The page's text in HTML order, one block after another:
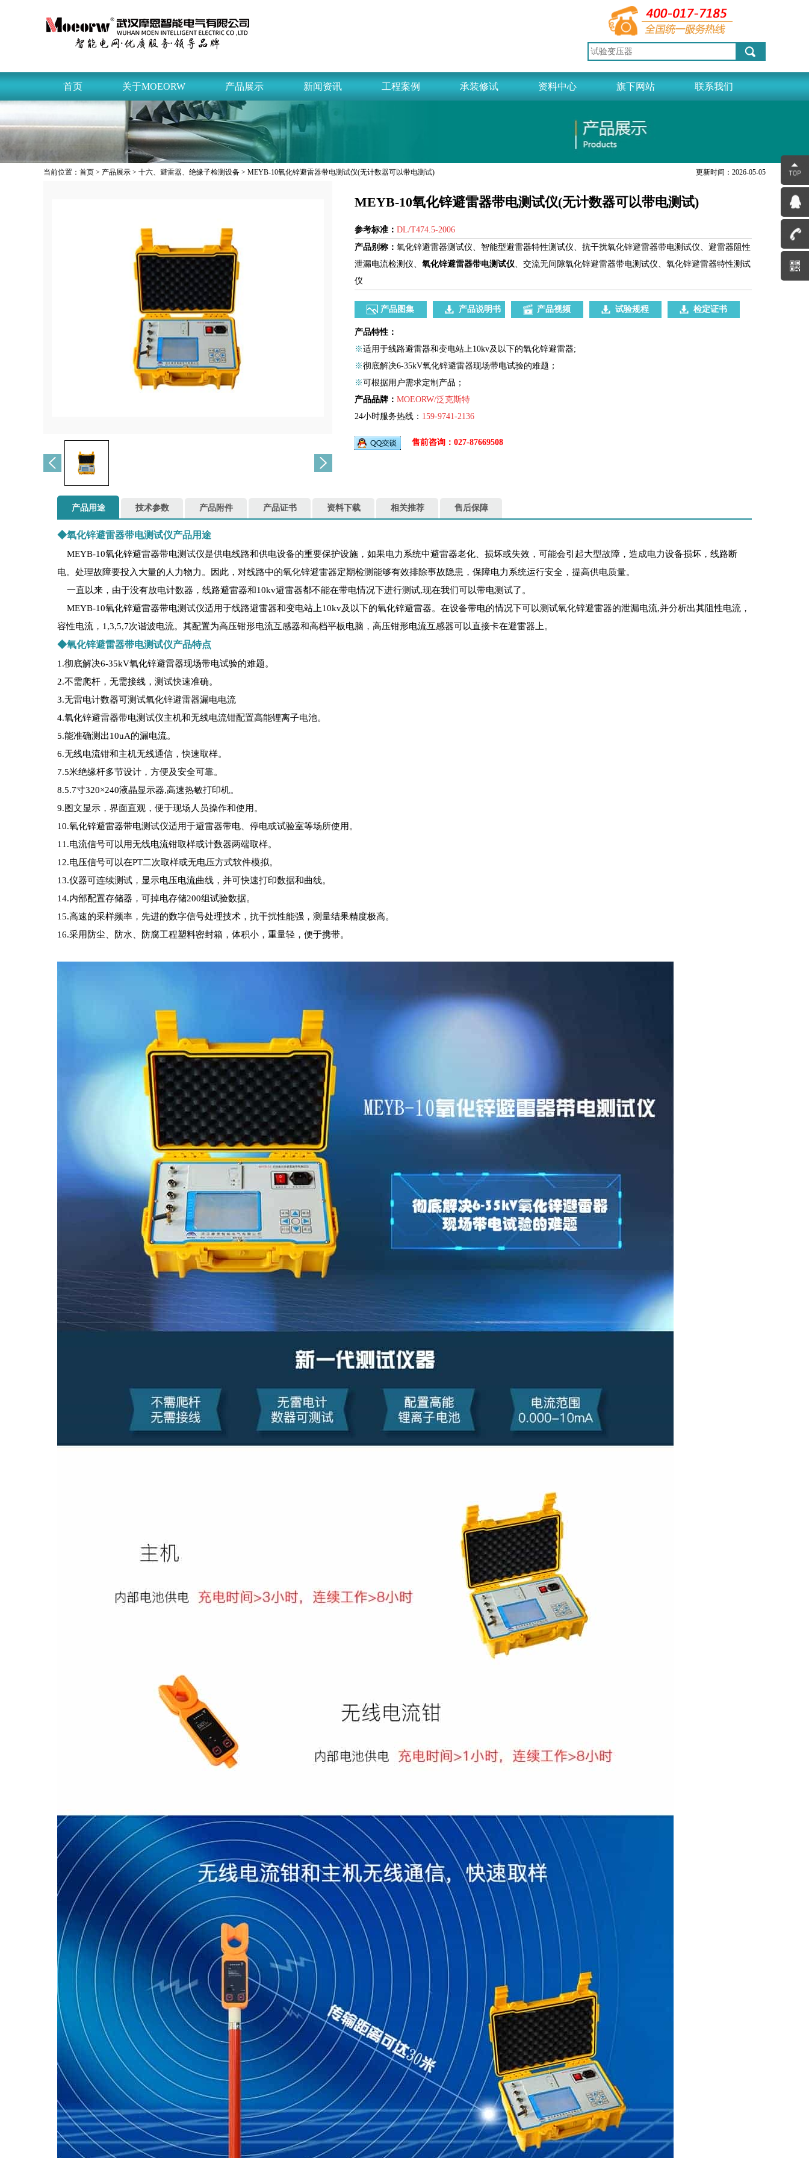
首页 关于MOEORW 产品展示 新闻资讯 工程案例 承装修试 资料中心 旗下网站 联系我们
当前位置： 首页 > 产品展示 > 十六、避雷器、绝缘子检测设备 > MEYB-10氧化锌避雷器带电测试仪(无计数器可以带电测试) 更新时间：2026-05-05
MEYB-10氧化锌避雷器带电测试仪(无计数器可以带电测试)
参考标准： DL/T474.5-2006
产品别称： 氧化锌避雷器测试仪、智能型避雷器特性测试仪、抗干扰氧化锌避雷器带电测试仪、避雷器阻性
泄漏电流检测仪、 氧化锌避雷器带电测试仪、交流无间隙氧化锌避雷器带电测试仪、氧化锌避雷器特性测试
仪
产品图集 产品说明书 产品视频 试验规程 检定证书
产品特性：
※适用于线路避雷器和变电站上10kv及以下的氧化锌避雷器;
※彻底解决6-35kV氧化锌避雷器现场带电试验的难题；
※可根据用户需求定制产品；
产品品牌： MOEORW/泛克斯特
24小时服务热线： 159-9741-2136
售前咨询：027-87669508
产品用途 技术参数 产品附件 产品证书 资料下载 相关推荐 售后保障
◆氧化锌避雷器带电测试仪产品用途
MEYB-10氧化锌避雷器带电测试仪是供电线路和供电设备的重要保护设施，如果电力系统中避雷器老化、损坏或失效，可能会引起大型故障，造成电力设备损坏，线路断
电。处理故障要投入大量的人力物力。因此，对线路中的氧化锌避雷器定期检测能够有效排除事故隐患，保障电力系统运行安全，提高供电质量。
一直以来，由于没有放电计数器，线路避雷器和10kv避雷器都不能在带电情况下进行测试,现在我们可以带电测试了。
MEYB-10氧化锌避雷器带电测试仪适用于线路避雷器和变电站上10kv及以下的氧化锌避雷器。在设备带电的情况下可以测试氧化锌避雷器的泄漏电流,并分析出其阻性电流，
容性电流，1,3,5,7次谐波电流。其配置为高压钳形电流互感器和高档平板电脑，高压钳形电流互感器可以直接卡在避雷器上。
◆氧化锌避雷器带电测试仪产品特点
1.彻底解决6-35kV氧化锌避雷器现场带电试验的难题。
2.不需爬杆，无需接线，测试快速准确。
3.无雷电计数器可测试氧化锌避雷器漏电电流
4.氧化锌避雷器带电测试仪主机和无线电流钳配置高能锂离子电池。
5.能准确测出10uA的漏电流。
6.无线电流钳和主机无线通信，快速取样。
7.5米绝缘杆多节设计，方便及安全可靠。
8.5.7寸320×240液晶显示器,高速热敏打印机。
9.图文显示，界面直观，便于现场人员操作和使用。
10.氧化锌避雷器带电测试仪适用于避雷器带电、停电或试验室等场所使用。
11.电流信号可以用无线电流钳取样或计数器两端取样。
12.电压信号可以在PT二次取样或无电压方式软件模拟。
13.仪器可连续测试，显示电压电流曲线，并可快速打印数据和曲线。
14.内部配置存储器，可掉电存储200组试验数据。
15.高速的采样频率，先进的数字信号处理技术，抗干扰性能强，测量结果精度极高。
16.采用防尘、防水、防腐工程塑料密封箱，体积小，重量轻，便于携带。